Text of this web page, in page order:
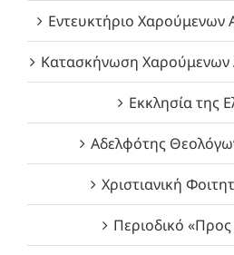
Εντευκτήριο Χαρούμενων
Κατασκήνωση
Εκκλησία της
Αδελφότης
Χριστιανική
Περιοδικό